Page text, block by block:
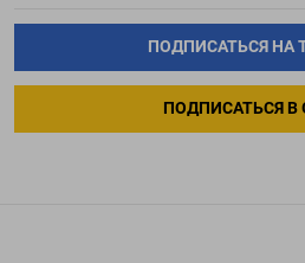
ПОДПИСАТЬСЯ НА
ПОДПИСАТЬСЯ В